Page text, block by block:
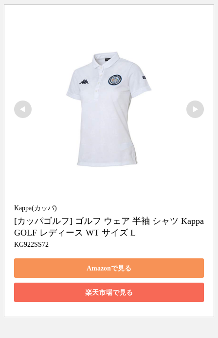
Kappa(カッパ)
[カッパゴルフ] ゴルフ ウェア 半袖 シャツ Kappa
GOLF レディース WT サイズ L
KG922SS72
Amazonで見る
楽天市場で見る